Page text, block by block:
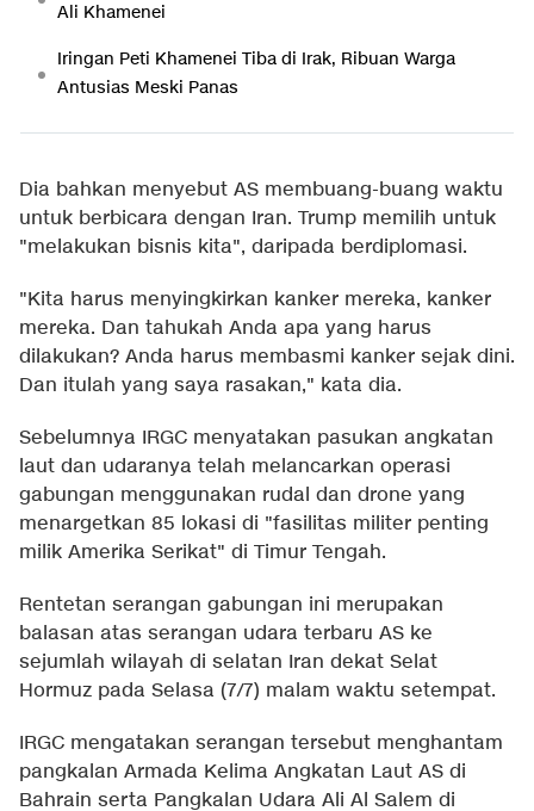
Ali Khamenei
Iringan Peti Khamenei Tiba di Irak, Ribuan Warga
Antusias Meski Panas
Dia bahkan menyebut AS membuang-buang waktu
untuk berbicara dengan Iran. Trump memilih untuk
"melakukan bisnis kita", daripada berdiplomasi.
"Kita harus menyingkirkan kanker mereka, kanker
mereka. Dan tahukah Anda apa yang harus
dilakukan? Anda harus membasmi kanker sejak dini.
Dan itulah yang saya rasakan," kata dia.
Sebelumnya IRGC menyatakan pasukan angkatan
laut dan udaranya telah melancarkan operasi
gabungan menggunakan rudal dan drone yang
menargetkan 85 lokasi di "fasilitas militer penting
milik Amerika Serikat" di Timur Tengah.
Rentetan serangan gabungan ini merupakan
balasan atas serangan udara terbaru AS ke
sejumlah wilayah di selatan Iran dekat Selat
Hormuz pada Selasa (7/7) malam waktu setempat.
IRGC mengatakan serangan tersebut menghantam
pangkalan Armada Kelima Angkatan Laut AS di
Bahrain serta Pangkalan Udara Ali Al Salem di